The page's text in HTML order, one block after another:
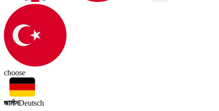
choose
জার্মানDeutsch